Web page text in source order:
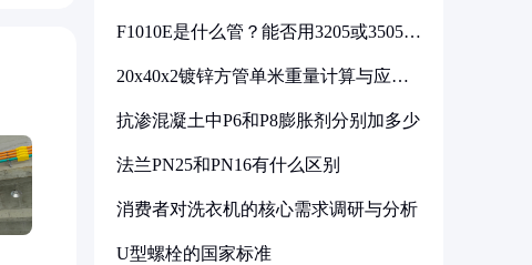
F1010E是什么管？能否用3205或3505代
20x40x2镀锌方管单米重量计算与应用
抗渗混凝土中P6和P8膨胀剂分别加多少
法兰PN25和PN16有什么区别
消费者对洗衣机的核心需求调研与分析
U型螺栓的国家标准